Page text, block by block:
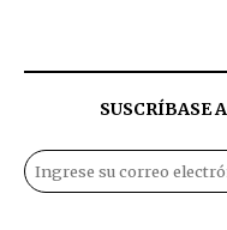
SUSCRÍBASE